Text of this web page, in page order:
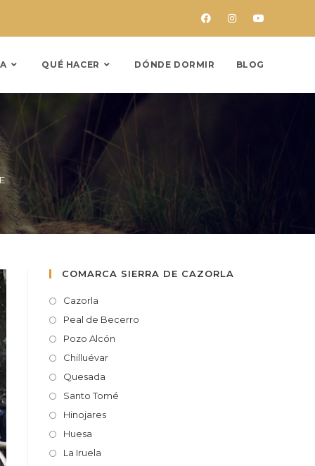
QUÉ HACER DÓNDE DORMIR BLOG
COMARCA SIERRA DE CAZORLA
Cazorla
Peal de Becerro
Pozo Alcón
Chilluévar
Quesada
Santo Tomé
Hinojares
Huesa
La Iruela